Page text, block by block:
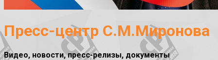
Пресс-центр С.М.Миронова
Видео, новости, пресс-релизы, документы